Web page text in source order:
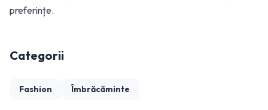
preferințe.
Categorii
Fashion Îmbrăcăminte